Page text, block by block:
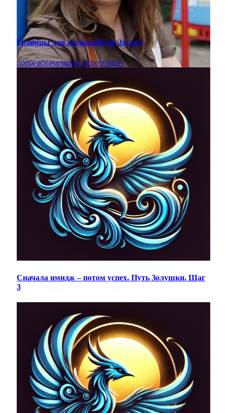
Границы для малышей (до 3х лет)
дорогасначалаимиджпотомпот
Сначала имидж – потом успех. Путь Золушки. Шаг
3